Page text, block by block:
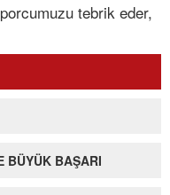
tebrik eder,
BÜYÜK BAŞARI